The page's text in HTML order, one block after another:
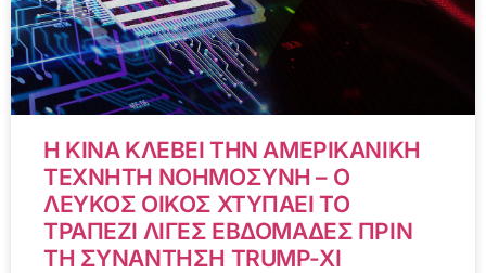
Η ΚΙΝΑ ΚΛΕΒΕΙ ΤΗΝ ΑΜΕΡΙΚΑΝΙΚΗ
ΤΕΧΝΗΤΗ ΝΟΗΜΟΣΥΝΗ – Ο
ΛΕΥΚΟΣ ΟΙΚΟΣ ΧΤΥΠΑΕΙ ΤΟ
ΤΡΑΠΕΖΙ ΛΙΓΕΣ ΕΒΔΟΜΑΔΕΣ ΠΡΙΝ
ΤΗ ΣΥΝΑΝΤΗΣΗ TRUMP-XI